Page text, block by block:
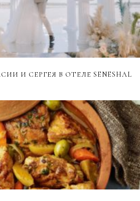
И СЕРГЕЯ В ОТЕЛЕ SENESHAL